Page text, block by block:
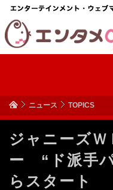
ニュース TOPICS
ジャニーズＷ
ー “ド派手
らスタート